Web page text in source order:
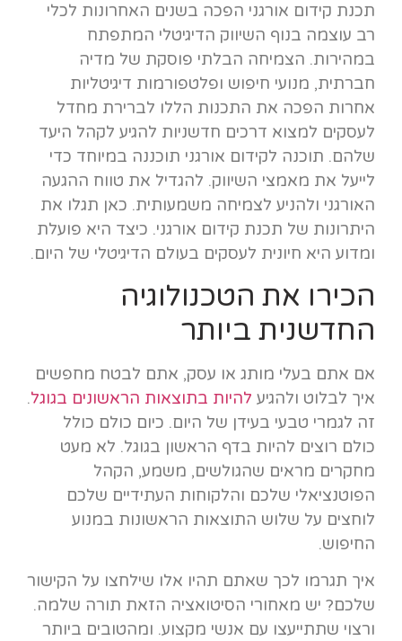
תכנת קידום אורגני הפכה בשנים האחרונות לכלי
רב עוצמה בנוף השיווק הדיגיטלי המתפתח
במהירות. הצמיחה הבלתי פוסקת של מדיה
חברתית, מנועי חיפוש ופלטפורמות דיגיטליות
אחרות הפכה את התכנות הללו לברירת מחדל
לעסקים למצוא דרכים חדשניות להגיע לקהל היעד
שלהם. תוכנה לקידום אורגני תוכננה במיוחד כדי
לייעל את מאמצי השיווק. להגדיל את טווח ההגעה
האורגני ולהניע לצמיחה משמעותית. כאן תגלו את
היתרונות של תכנת קידום אורגני. כיצד היא פועלת
ומדוע היא חיונית לעסקים בעולם הדיגיטלי של היום.
הכירו את הטכנולוגיה
החדשנית ביותר
אם אתם בעלי מותג או עסק, אתם לבטח מחפשים
איך לבלוט ולהגיע להיות בתוצאות הראשונים בגוגל.
זה לגמרי טבעי בעידן של היום. כיום כולם כולל
כולם רוצים להיות בדף הראשון בגוגל. לא מעט
מחקרים מראים שהגולשים, משמע, הקהל
הפוטנציאלי שלכם והלקוחות העתידיים שלכם
לוחצים על שלוש התוצאות הראשונות במנוע
החיפוש.
איך תגרמו לכך שאתם תהיו אלו שילחצו על הקישור
שלכם? יש מאחורי הסיטואציה הזאת תורה שלמה.
ורצוי שתתייעצו עם אנשי מקצוע. ומהטובים ביותר